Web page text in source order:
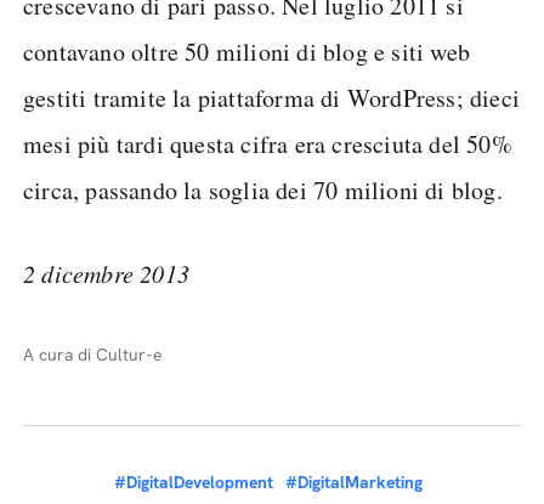
contavano oltre 50 milioni di blog e siti web
gestiti tramite la piattaforma di WordPress; dieci
mesi più tardi questa cifra era cresciuta del 50%
circa, passando la soglia dei 70 milioni di blog.
2 dicembre 2013
A cura di Cultur-e
#DigitalDevelopment #DigitalMarketing